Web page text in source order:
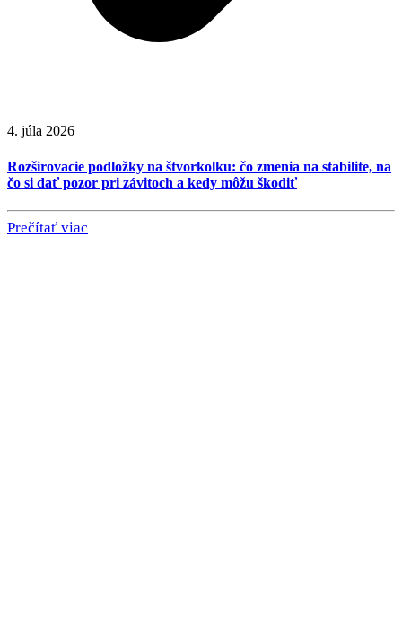
4. júla 2026
Rozširovacie podložky na štvorkolku: čo zmenia na stabilite, na
čo si dať pozor pri závitoch a kedy môžu škodiť
Prečítať viac